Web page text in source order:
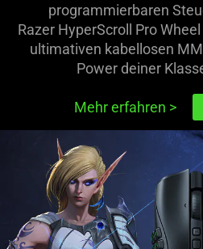
programmierbaren
Razer HyperScroll Pro
ultimativen kabellosen
Power deiner
Mehr erfahren >